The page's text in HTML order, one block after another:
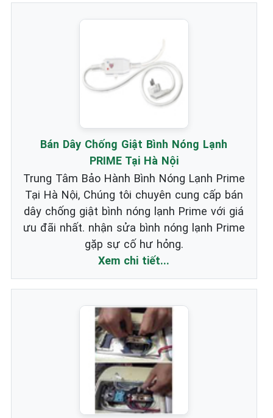
Bán Dây Chống Giật Bình Nóng Lạnh
PRIME Tại Hà Nội
Trung Tâm Bảo Hành Bình Nóng Lạnh Prime
Tại Hà Nội, Chúng tôi chuyên cung cấp bán
dây chống giật bình nóng lạnh Prime với giá
ưu đãi nhất. nhận sửa bình nóng lạnh Prime
gặp sự cố hư hỏng.
Xem chi tiết...